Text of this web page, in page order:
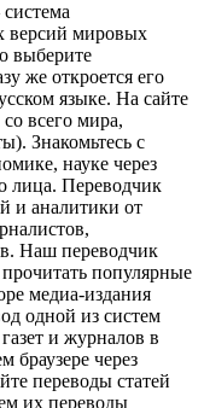
версий мировых
выберите
же откроется его
языке. На сайте
всего мира,
Знакомьтесь с
науке через
лица. Переводчик
и аналитики от
Наш переводчик
популярные
медиа-издания
одной из систем
и журналов в
браузере через
переводы статей
их переводы